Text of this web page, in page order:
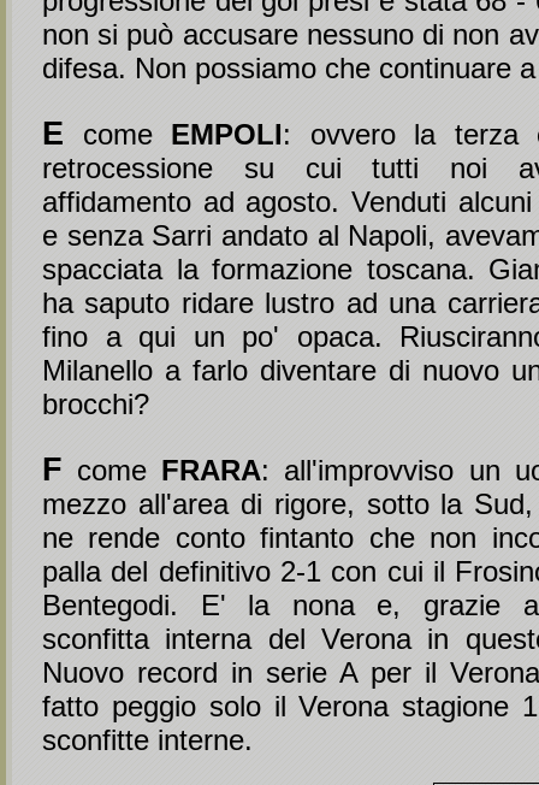
non si può accusare nessuno di non
difesa. Non possiamo che continuare
E come EMPOLI: ovvero la terza
retrocessione su cui tutti noi
affidamento ad agosto. Venduti
e senza Sarri andato al Napoli,
spacciata la formazione toscana.
ha saputo ridare lustro ad una
fino a qui un po' opaca.
Milanello a farlo diventare di nuovo
brocchi?
F come FRARA: all'improvviso un
mezzo all'area di rigore, sotto la
ne rende conto fintanto che non
palla del definitivo 2-1 con cui il
Bentegodi. E' la nona e, grazie
sconfitta interna del Verona in
Nuovo record in serie A per il
fatto peggio solo il Verona stagione
sconfitte interne.